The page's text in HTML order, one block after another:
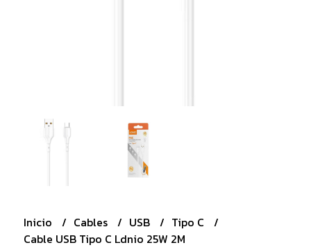
Inicio Cables USB
Tipo C
Cable USB Tipo C Ldnio 25W 2M